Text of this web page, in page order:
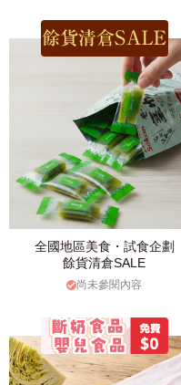
全國地區美食・試食企劃
餘貨清倉SALE
尚未參閱內容